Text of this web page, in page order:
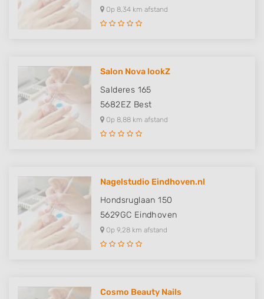
Op 8,34 km afstand
Salon Nova lookZ
Salderes 165
5682EZ Best
Op 8,88 km afstand
Nagelstudio Eindhoven.nl
Hondsruglaan 150
5629GC Eindhoven
Op 9,28 km afstand
Cosmo Beauty Nails